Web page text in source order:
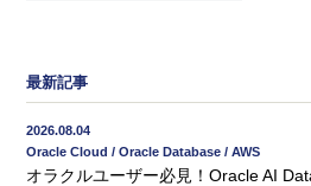
最新記事
2026.08.04
Oracle Cloud / Oracle Database / AWS
オラクルユーザー必見！Oracle AI